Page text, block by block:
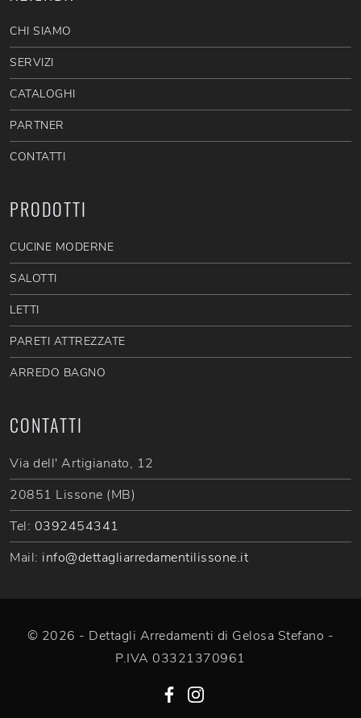
CHI SIAMO
SERVIZI
CATALOGHI
PARTNER
CONTATTI
PRODOTTI
CUCINE MODERNE
SALOTTI
LETTI
PARETI ATTREZZATE
ARREDO BAGNO
CONTATTI
Via dell' Artigianato, 12
20851 Lissone (MB)
Tel: 0392454341
Mail: info@dettagliarredamentilissone.it
© 2026 - Dettagli Arredamenti di Gelosa Stefano -
P.IVA 03321370961